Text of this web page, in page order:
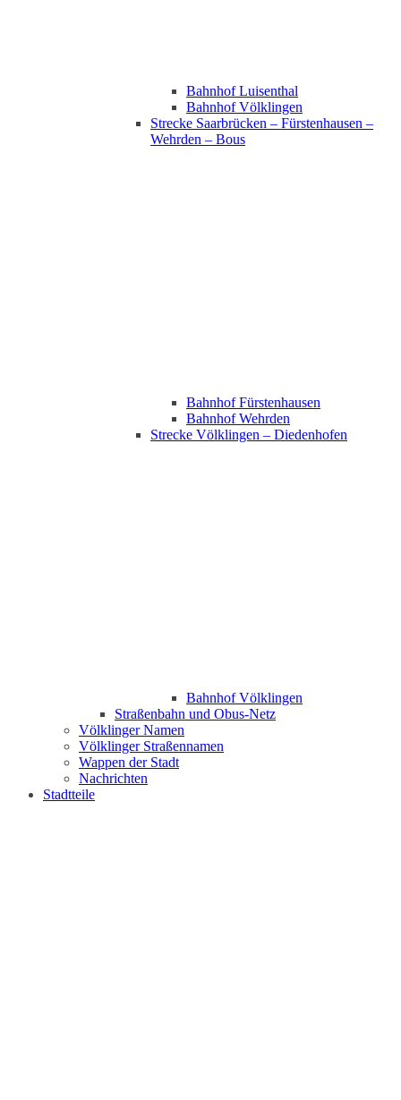
Bahnhof Luisenthal
Bahnhof Völklingen
Strecke Saarbrücken – Fürstenhausen –
Wehrden – Bous
Bahnhof Fürstenhausen
Bahnhof Wehrden
Strecke Völklingen – Diedenhofen
Bahnhof Völklingen
Straßenbahn und Obus-Netz
Völklinger Namen
Völklinger Straßennamen
Wappen der Stadt
Nachrichten
Stadtteile